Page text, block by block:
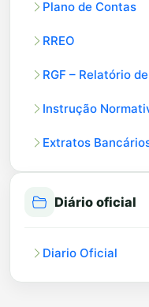
Plano de Contas
RREO
RGF – Relatório
Instrução
Extratos
Diário oficial
Diario Oficial